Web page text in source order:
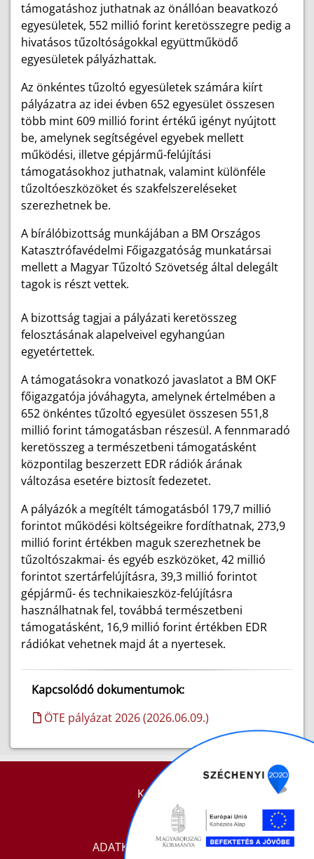
támogatáshoz juthatnak az önállóan beavatkozó
egyesületek, 552 millió forint keretösszegre pedig a
hivatásos tűzoltóságokkal együttműködő
egyesületek pályázhattak.
Az önkéntes tűzoltó egyesületek számára kiírt
pályázatra az idei évben 652 egyesület összesen
több mint 609 millió forint értékű igényt nyújtott
be, amelynek segítségével egyebek mellett
működési, illetve gépjármű-felújítási
támogatásokhoz juthatnak, valamint különféle
tűzoltóeszközöket és szakfelszereléseket
szerezhetnek be.
A bírálóbizottság munkájában a BM Országos
Katasztrófavédelmi Főigazgatóság munkatársai
mellett a Magyar Tűzoltó Szövetség által delegált
tagok is részt vettek.
A bizottság tagjai a pályázati keretösszeg
felosztásának alapelveivel egyhangúan
egyetértettek.
A támogatásokra vonatkozó javaslatot a BM OKF
főigazgatója jóváhagyta, amelynek értelmében a
652 önkéntes tűzoltó egyesület összesen 551,8
millió forint támogatásban részesül. A fennmaradó
keretösszeg a természetbeni támogatásként
központilag beszerzett EDR rádiók árának
változása esetére biztosít fedezetet.
A pályázók a megítélt támogatásból 179,7 millió
forintot működési költségeikre fordíthatnak, 273,9
millió forint értékben maguk szerezhetnek be
tűzoltószakmai- és egyéb eszközöket, 42 millió
forintot szertárfelújításra, 39,3 millió forintot
gépjármű- és technikaieszköz-felújításra
használhatnak fel, továbbá természetbeni
támogatásként, 16,9 millió forint értékben EDR
rádiókat vehetnek majd át a nyertesek.
Kapcsolódó dokumentumok:
ÖTE pályázat 2026 (2026.06.09.)
KAPCSOLAT
IMPRESSZUM
ADATKEZELÉSI TÁJÉKOZTATÓ